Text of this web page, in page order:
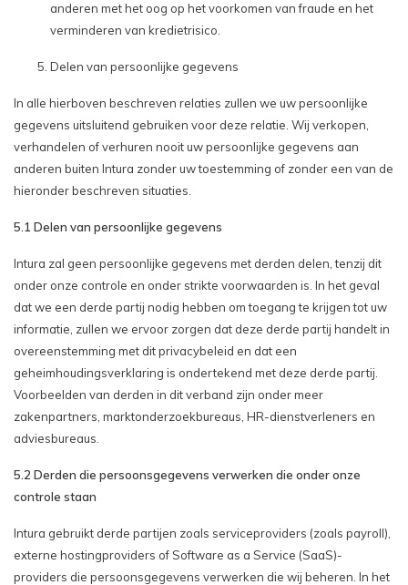
anderen met het oog op het voorkomen van fraude en het
verminderen van kredietrisico.
Delen van persoonlijke gegevens
In alle hierboven beschreven relaties zullen we uw persoonlijke
gegevens uitsluitend gebruiken voor deze relatie. Wij verkopen,
verhandelen of verhuren nooit uw persoonlijke gegevens aan
anderen buiten Intura zonder uw toestemming of zonder een van de
hieronder beschreven situaties.
5.1 Delen van persoonlijke gegevens
Intura zal geen persoonlijke gegevens met derden delen, tenzij dit
onder onze controle en onder strikte voorwaarden is. In het geval
dat we een derde partij nodig hebben om toegang te krijgen tot uw
informatie, zullen we ervoor zorgen dat deze derde partij handelt in
overeenstemming met dit privacybeleid en dat een
geheimhoudingsverklaring is ondertekend met deze derde partij.
Voorbeelden van derden in dit verband zijn onder meer
zakenpartners, marktonderzoekbureaus, HR-dienstverleners en
adviesbureaus.
5.2 Derden die persoonsgegevens verwerken die onder onze
controle staan
Intura gebruikt derde partijen zoals serviceproviders (zoals payroll),
externe hostingproviders of Software as a Service (SaaS)-
providers die persoonsgegevens verwerken die wij beheren. In het